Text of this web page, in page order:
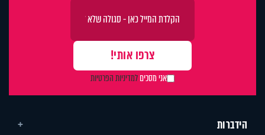
אני מסכיםלמדיניות הפרטיות
הידברות